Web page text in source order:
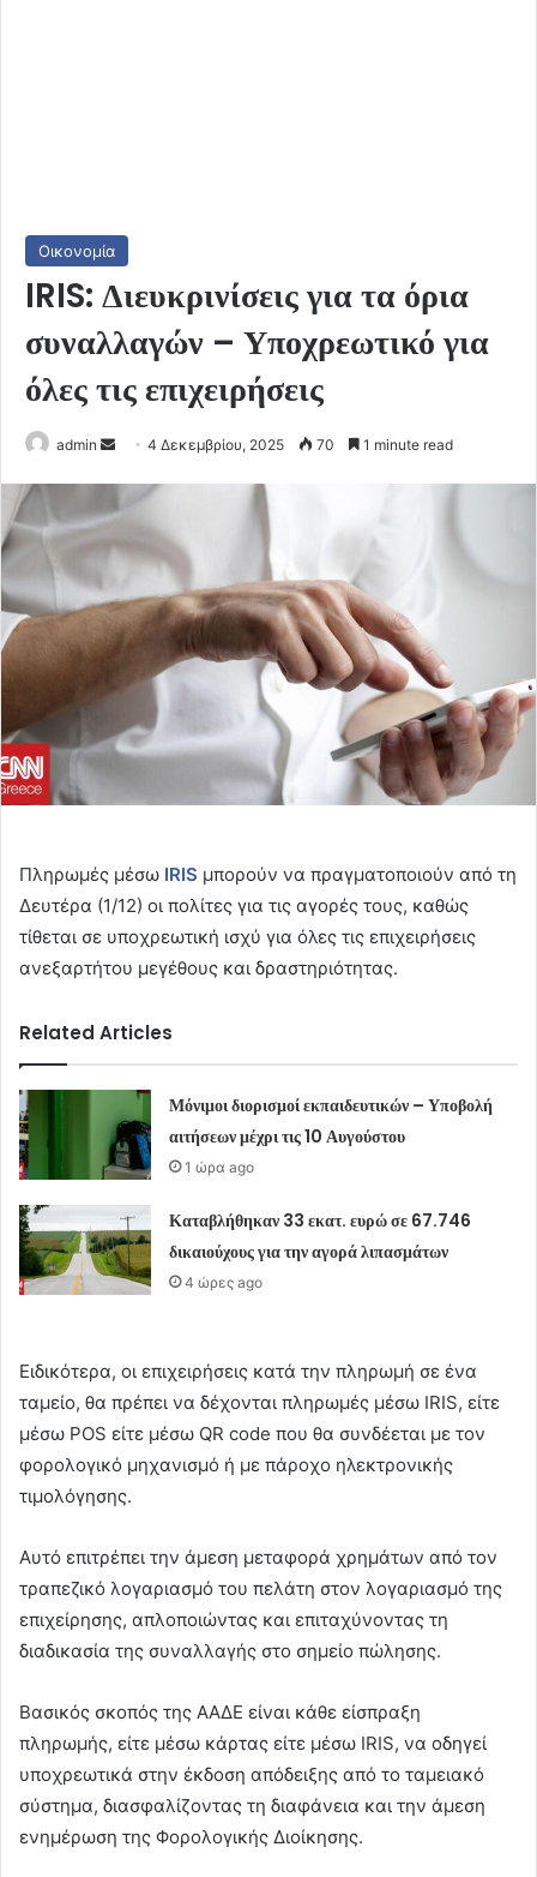
Οικονομία
IRIS: Διευκρινίσεις για τα όρια
συναλλαγών – Υποχρεωτικό για
όλες τις επιχειρήσεις
admin
Send
email
4 Δεκεμβρίου, 2025 70 1 minute read
Πληρωμές μέσω IRIS μπορούν να πραγματοποιούν από τη
Δευτέρα (1/12) οι πολίτες για τις αγορές τους, καθώς
τίθεται σε υποχρεωτική ισχύ για όλες τις επιχειρήσεις
ανεξαρτήτου μεγέθους και δραστηριότητας.
Related Articles
Μόνιμοι διορισμοί εκπαιδευτικών – Υποβολή
αιτήσεων μέχρι τις 10 Αυγούστου
1 ώρα ago
Καταβλήθηκαν 33 εκατ. ευρώ σε 67.746
δικαιούχους για την αγορά λιπασμάτων
4 ώρες ago
Ειδικότερα, οι επιχειρήσεις κατά την πληρωμή σε ένα
ταμείο, θα πρέπει να δέχονται πληρωμές μέσω IRIS, είτε
μέσω POS είτε μέσω QR code που θα συνδέεται με τον
φορολογικό μηχανισμό ή με πάροχο ηλεκτρονικής
τιμολόγησης.
Αυτό επιτρέπει την άμεση μεταφορά χρημάτων από τον
τραπεζικό λογαριασμό του πελάτη στον λογαριασμό της
επιχείρησης, απλοποιώντας και επιταχύνοντας τη
διαδικασία της συναλλαγής στο σημείο πώλησης.
Βασικός σκοπός της ΑΑΔΕ είναι κάθε είσπραξη
πληρωμής, είτε μέσω κάρτας είτε μέσω IRIS, να οδηγεί
υποχρεωτικά στην έκδοση απόδειξης από το ταμειακό
σύστημα, διασφαλίζοντας τη διαφάνεια και την άμεση
ενημέρωση της Φορολογικής Διοίκησης.